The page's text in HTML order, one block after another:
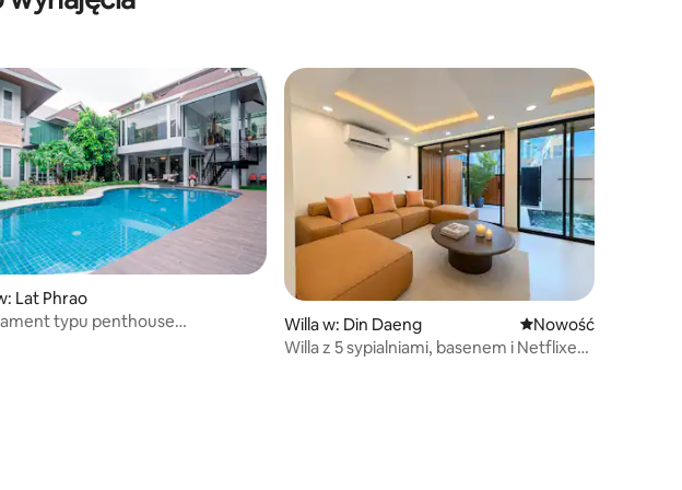
na 5, liczba recenzji: 33
Lat Phrao
typu penthouse
Willa w: Din Daeng Nowe miejsce
Nowość
Willa z 5 sypialniami, basenem i Netflixem